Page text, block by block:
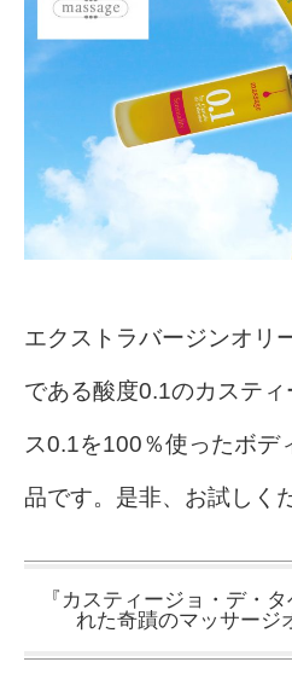
エクストラバージンオリ
である酸度0.1のカステ
ス0.1を100％使ったボデ
品です。是非、お試しく
『カスティージョ・デ・
れた奇蹟のマッサージ